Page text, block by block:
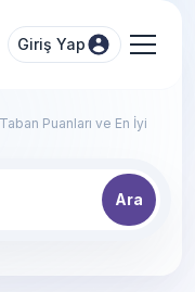
Giriş Yap
Puanları ve En İyi
Ara